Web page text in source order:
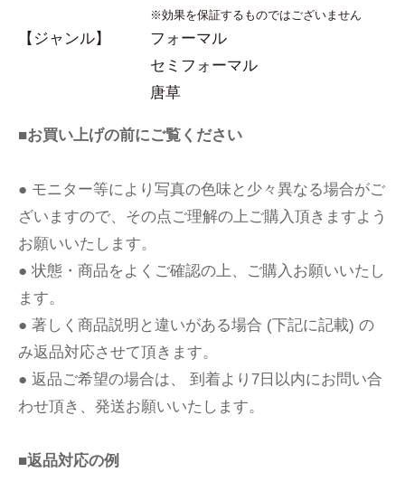
※効果を保証するものではございません
【ジャンル】
フォーマル
セミフォーマル
唐草
■お買い上げの前にご覧ください
● モニター等により写真の色味と少々異なる場合がご
ざいますので、その点ご理解の上ご購入頂きますよう
お願いいたします。
● 状態・商品をよくご確認の上、ご購入お願いいたし
ます。
● 著しく商品説明と違いがある場合 (下記に記載) の
み返品対応させて頂きます。
● 返品ご希望の場合は、 到着より7日以内にお問い合
わせ頂き、発送お願いいたします。
■返品対応の例